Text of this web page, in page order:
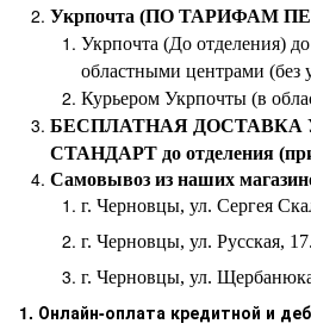
Укрпочта (ПО ТАРИФАМ
Укрпочта (До отделения)
областными центрами (без
Курьером Укрпочты (в
БЕСПЛАТНАЯ
СТАНДАРТ до отделения (при
Самовывоз из наших
г. Черновцы, ул. Сергея
г. Черновцы, ул. Русская, 17.
г. Черновцы, ул.
1. Онлайн-оплата кредитной и